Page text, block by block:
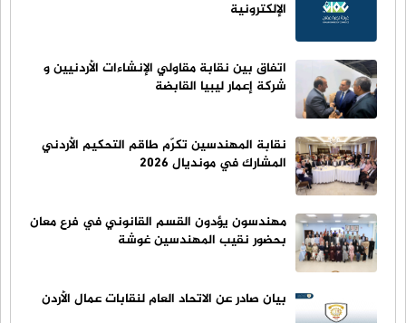
الإلكترونية
اتفاق بين نقابة مقاولي الإنشاءات الأردنيين و
شركة إعمار ليبيا القابضة
نقابة المهندسين تكرّم طاقم التحكيم الأردني
المشارك في مونديال 2026
مهندسون يؤدون القسم القانوني في فرع معان
بحضور نقيب المهندسين غوشة
بيان صادر عن الاتحاد العام لنقابات عمال الأردن